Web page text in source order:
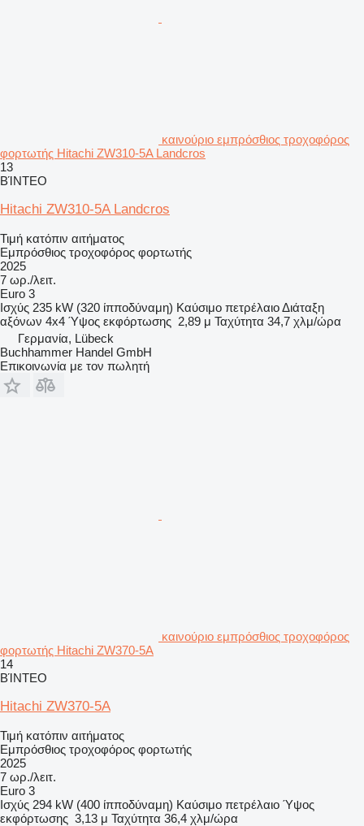
καινούριο εμπρόσθιος τροχοφόρος
φορτωτής Hitachi ZW310-5A Landcros
13
ΒΊΝΤΕΟ
Hitachi ZW310-5A Landcros
Τιμή κατόπιν αιτήματος
Εμπρόσθιος τροχοφόρος φορτωτής
2025
7 ωρ./λειτ.
Euro 3
Ισχύς 235 kW (320 ίπποδύναμη) Καύσιμο πετρέλαιοΔιάταξη
αξόνων 4x4 Ύψος εκφόρτωσης 2,89 μ Ταχύτητα 34,7 χλμ/ώρα
Γερμανία, Lübeck
Buchhammer Handel GmbH
Επικοινωνία με τον πωλητή
καινούριο εμπρόσθιος τροχοφόρος
φορτωτής Hitachi ZW370-5A
14
ΒΊΝΤΕΟ
Hitachi ZW370-5A
Τιμή κατόπιν αιτήματος
Εμπρόσθιος τροχοφόρος φορτωτής
2025
7 ωρ./λειτ.
Euro 3
Ισχύς 294 kW (400 ίπποδύναμη) Καύσιμο πετρέλαιο Ύψος
εκφόρτωσης 3,13 μ Ταχύτητα 36,4 χλμ/ώρα